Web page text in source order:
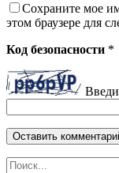
Сохраните мое
этом браузере для
Код безопасности *